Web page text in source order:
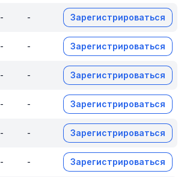
- - Зарегистрироваться
- - Зарегистрироваться
- - Зарегистрироваться
- - Зарегистрироваться
- - Зарегистрироваться
- - Зарегистрироваться